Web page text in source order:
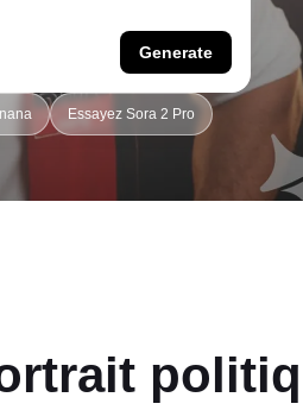
Generate
Essayez Sora 2 Pro